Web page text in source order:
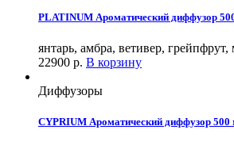
PLATINUM Ароматический диффузор
янтарь, амбра, ветивер,
22900 р. В корзину
Диффузоры
CYPRIUM Ароматический диффузор 500